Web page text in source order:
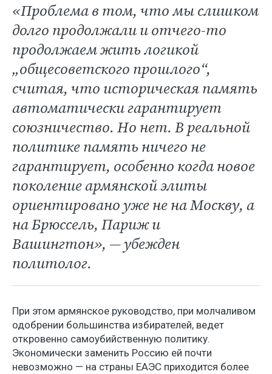
«Проблема в том, что мы слишком
долго продолжали и отчего-то
продолжаем жить логикой
„общесоветского прошлого“,
считая, что историческая память
автоматически гарантирует
союзничество. Но нет. В реальной
политике память ничего не
гарантирует, особенно когда новое
поколение армянской элиты
ориентировано уже не на Москву, а
на Брюссель, Париж и
Вашингтон», — убежден
политолог.
При этом армянское руководство, при молчаливом
одобрении большинства избирателей, ведет
откровенно самоубийственную политику.
Экономически заменить Россию ей почти
невозможно — на страны ЕАЭС приходится более